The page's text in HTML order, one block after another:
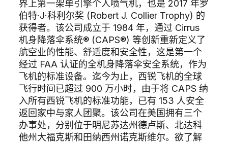
界上第一架单引擎个人喷气机，也是 2017 年罗
伯特·J·科利尔奖 (Robert J. Collier Trophy) 的
获得者。该公司成立于 1984 年，通过 Cirrus
机身降落伞系统® (CAPS®) 等创新重新定义了
航空业的性能、舒适度和安全性，这是第一个
经过 FAA 认证的全机身降落伞安全系统，作为
飞机的标准设备。迄今为止，西锐飞机的全球
飞行时间已超过 900 万小时，由于将 CAPS 纳
入所有西锐飞机的标准功能，已有 153 人安全
返回家中与家人团聚。该公司在美国拥有三个
办事处，分别位于明尼苏达州德卢斯、北达科
他州大福克斯和田纳西州诺克斯维尔。欲了解